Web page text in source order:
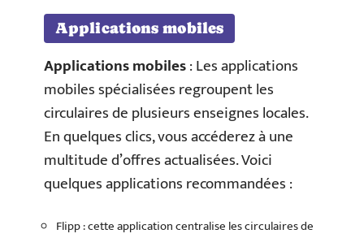
Applications mobiles
Applications mobiles: Les applications
mobiles spécialisées regroupent les
circulaires de plusieurs enseignes locales.
En quelques clics, vous accéderez à une
multitude d’offres actualisées. Voici
quelques applications recommandées :
Flipp : cette application centralise les circulaires de